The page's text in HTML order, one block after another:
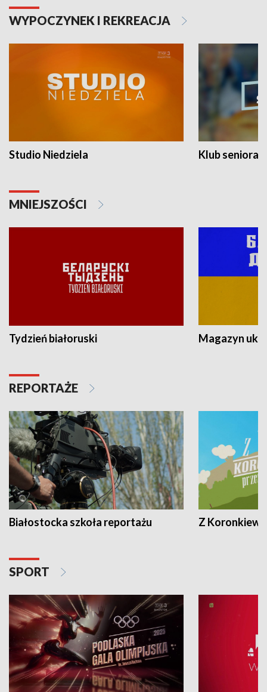
WYPOCZYNEK I REKREACJA
Studio Niedziela Klub seniora
MNIEJSZOŚCI
Tydzień białoruski Magazyn
REPORTAŻE
Białostocka szkoła reportażu Z
SPORT